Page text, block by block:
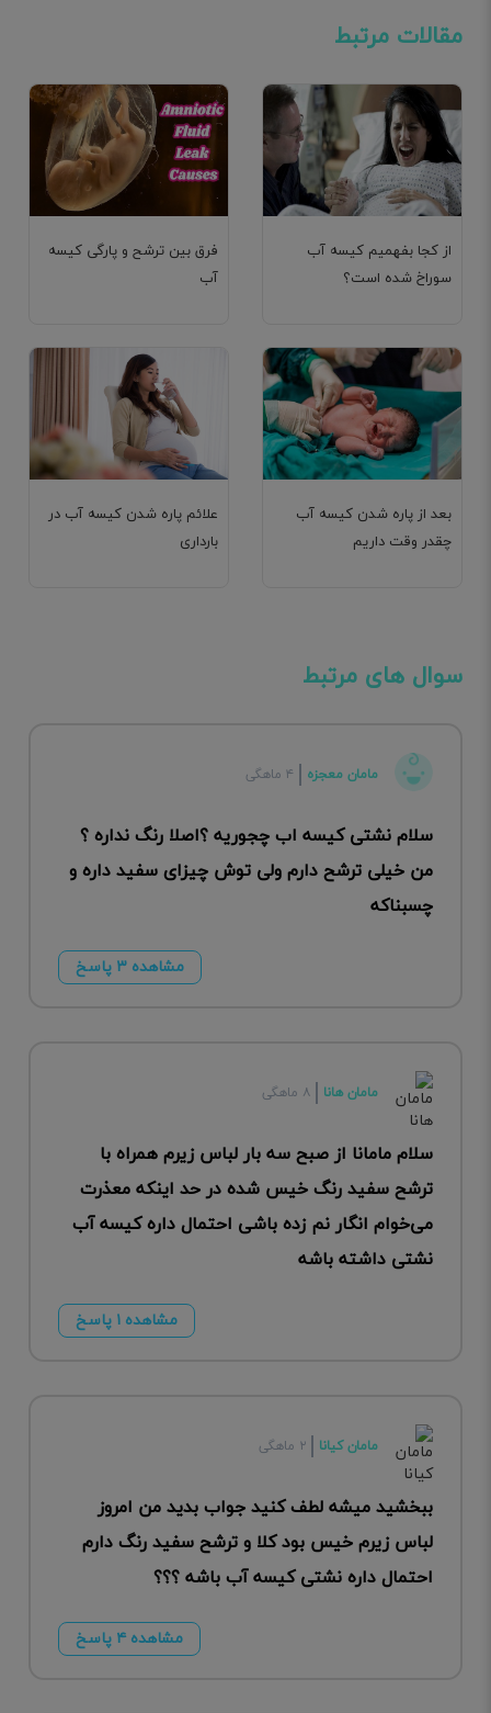
مقالات مرتبط
فرق بین ترشح و پارگی کیسه
آب
از کجا بفهمیم کیسه آب
سوراخ شده است؟
علائم پاره شدن کیسه آب در
بارداری
بعد از پاره شدن کیسه آب
چقدر وقت داریم
سوال های مرتبط
مامان معجزه ۴ ماهگی
سلام نشتی کیسه اب چجوریه ؟اصلا رنگ نداره ؟
من خیلی ترشح دارم ولی توش چیزای سفید داره و
چسبناکه
مشاهده ۳ پاسخ
مامان هانا ۸ ماهگی
سلام مامانا از صبح سه بار لباس زیرم همراه با
ترشح سفید رنگ خیس شده در حد اینکه معذرت
می‌خوام انگار نم زده باشی احتمال داره کیسه آب
نشتی داشته باشه
مشاهده ۱ پاسخ
مامان کیانا ۲ ماهگی
ببخشید میشه لطف کنید جواب بدید من امروز
لباس زیرم خیس بود کلا و ترشح سفید رنگ دارم
احتمال داره نشتی کیسه آب باشه ؟؟؟
مشاهده ۴ پاسخ